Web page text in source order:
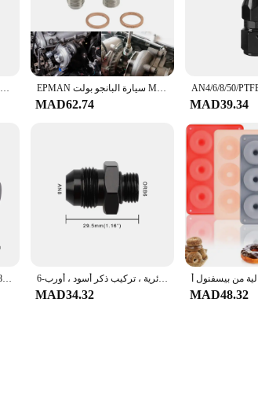
1 قطعة AN4/6/810/12 مستقيم 0 °/45 °/90 °/180 ° درجة الألومنيوم قطب وصلة طرف خرطوم محول النفط الوقود خط NPT التوصيل الأسود EPMAN سيارة البانجو بولت M14x1.5mm إلى 6AN -6 توربو مبرد المياه GT25 GT28 GT30 MHI TD05 TD06 EP-CGQ119
MAD62.74 MAD39.34
أكسدة الألومنيوم 6AN AN6 ذكر إلى 5/16 "3/8" SAE قطع الاتصال السريع الإناث دفع على EFI المناسب موصل النفط الوقود محول محول تركيب مضيئة من الألومنيوم ، رئيس حلقة دائرية ، تركيب ذكر أسود ، أورب-6 ، AN6 ، 6AN ، AN8 ، 8AN ، AN1010AN ، 6061-T6
MAD34.32 MAD48.32